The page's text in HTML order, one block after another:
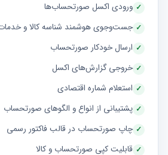
ورودی اکسل صورتحساب‌ها
جست‌وجوی هوشمند شناسه کالا و
ارسال خودکار صورتحساب
خروجی گزارش‌های اکسل
استعلام شماره اقتصادی
پشتیبانی از انواع و الگوهای صورتحساب
چاپ صورتحساب در قالب فاکتور رسمی
قابلیت کپی صورتحساب و کالا